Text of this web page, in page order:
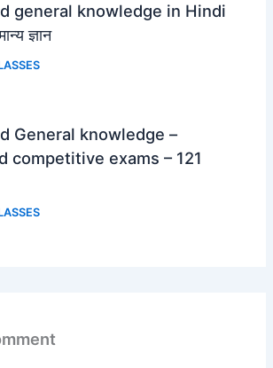
general knowledge in Hindi
ज्ञान
General knowledge –
competitive exams – 121